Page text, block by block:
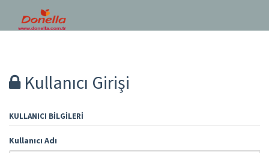
Kullanıcı Girişi
KULLANICI BILGILERI
Kullanıcı Adı